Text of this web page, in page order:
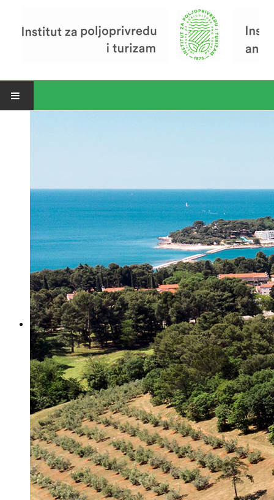
Zavod za poljoprivredu i prehranu
Zavod za ekonomiku i razvoj poljoprivrede
Zavod za turizam
Pokusno poljoprivredno imanje
Zaposlenici
Euraxess
Misija i vizija
Upravno Vijeće
Rad Upravnog vijeća
Znanstveno Vijeće
Rad Znanstvenog vijeća
Etičko povjerenstvo
Etički kodeks
Financiranje
Proračun
Potpore
PROGRAMSKO FINANCIRANJE
Izvještavanje po uredbi
Projekti Instituta
Dialogue4Tourism
REVIVE
WASTEREDUCE
MITOMED+